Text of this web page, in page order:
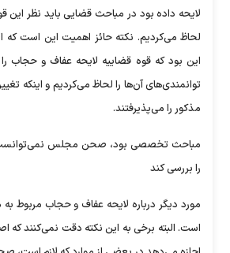
لایحه داده بود در مباحث قضایی باید نظر این
لحاظ می‌کردیم. نکته حائز اهمیت این است که
این بود که قوه قضاییه لایحه عفاف و حجاب را
توانمندی‌های آن‌ها را لحاظ می‌کردیم و اینکه
مذکور را می‌پذیرفتند.
مباحث تخصصی بود، صحن مجلس
را بررسی کند
مورد دیگر درباره لایحه عفاف و حجاب